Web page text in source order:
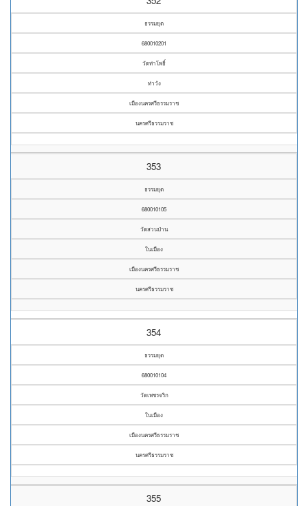
ธรรมยุต
680010201
วัดท่าโพธิ์
ท่าวัง
เมืองนครศรีธรรมราช
นครศรีธรรมราช
353
ธรรมยุต
680010105
วัดสวนป่าน
ในเมือง
เมืองนครศรีธรรมราช
นครศรีธรรมราช
354
ธรรมยุต
680010104
วัดเพชรจริก
ในเมือง
เมืองนครศรีธรรมราช
นครศรีธรรมราช
355